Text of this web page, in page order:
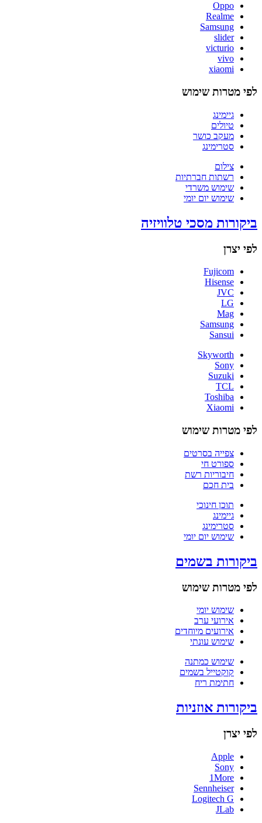
Oppo
Realme
Samsung
slider
victurio
vivo
xiaomi
לפי מטרות שימוש
גיימינג
טיולים
מעקב כושר
סטרימינג
צילום
רשתות חברתיות
שימוש משרדי
שימוש יום יומי
ביקורות מסכי טלוויזיה
לפי יצרן
Fujicom
Hisense
JVC
LG
Mag
Samsung
Sansui
Skyworth
Sony
Suzuki
TCL
Toshiba
Xiaomi
לפי מטרות שימוש
צפייה בסרטים
ספורט חי
חיבוריות רשת
בית חכם
תוכן חינוכי
גיימינג
סטרימינג
שימוש יום יומי
ביקורות בשמים
לפי מטרות שימוש
שימוש יומי
אירועי ערב
אירועים מיוחדים
שימוש עונתי
שימוש כמתנה
קוקטייל בשמים
חתימת ריח
ביקורות אוזניות
לפי יצרן
Apple
Sony
1More
Sennheiser
Logitech G
JLab